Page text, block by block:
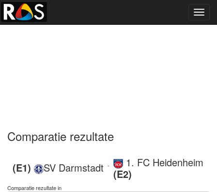
Comparatie rezultate
(E1) SV Darmstadt -
1. FC Heidenheim
(E2)
Comparatie rezultate in